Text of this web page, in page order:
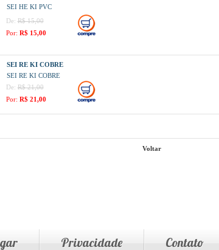
SEI HE KI PVC
De:R$ 15,00
Por: R$ 15,00
SEI RE KI COBRE
SEI RE KI COBRE
De:R$ 21,00
Por: R$ 21,00
Voltar
Privacidade Contato